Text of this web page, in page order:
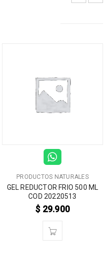
PRODUCTOS NATURALES
GEL REDUCTOR FRIO 500 ML
COD 20220513
$ 29.900